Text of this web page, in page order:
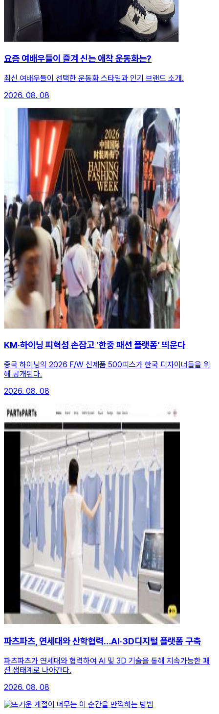
요즘 여배우들이 즐겨 신는 애착 운동화는?
최신 여배우들이 선택한 운동화 스타일과 인기 브랜드 소개.
2026. 08. 08
KM·하이닝 피혁성 손잡고 ‘한중 패션 플랫폼’ 띄운다
중국 하이닝의 2026 F/W 신제품 500피스가 한국 디자이너들을 위
해 공개된다.
2026. 08. 08
파츠파츠, 연세대와 산학협력…AI·3D디지털 플랫폼 구축
파츠파츠가 연세대와 협력하여 AI 및 3D 기술을 통해 지속가능한 패
션 생태계로 나아간다.
2026. 08. 08